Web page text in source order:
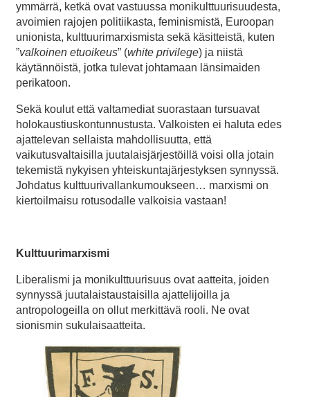
ymmärrä, ketkä ovat vastuussa monikulttuurisuudesta,
avoimien rajojen politiikasta, feminismistä, Euroopan
unionista, kulttuurimarxismista sekä käsitteistä, kuten
”valkoinen etuoikeus” (white privilege) ja niistä
käytännöistä, jotka tulevat johtamaan länsimaiden
perikatoon.
Sekä koulut että valtamediat suorastaan tursuavat
holokaustiuskontunnustusta. Valkoisten ei haluta edes
ajattelevan sellaista mahdollisuutta, että
vaikutusvaltaisilla juutalaisjärjestöillä voisi olla jotain
tekemistä nykyisen yhteiskuntajärjestyksen synnyssä.
Johdatus kulttuurivallankumoukseen… marxismi on
kiertoilmaisu rotusodalle valkoisia vastaan!
Kulttuurimarxismi
Liberalismi ja monikulttuurisuus ovat aatteita, joiden
synnyssä juutalaistaustaisilla ajattelijoilla ja
antropologeilla on ollut merkittävä rooli. Ne ovat
sionismin sukulaisaatteita.